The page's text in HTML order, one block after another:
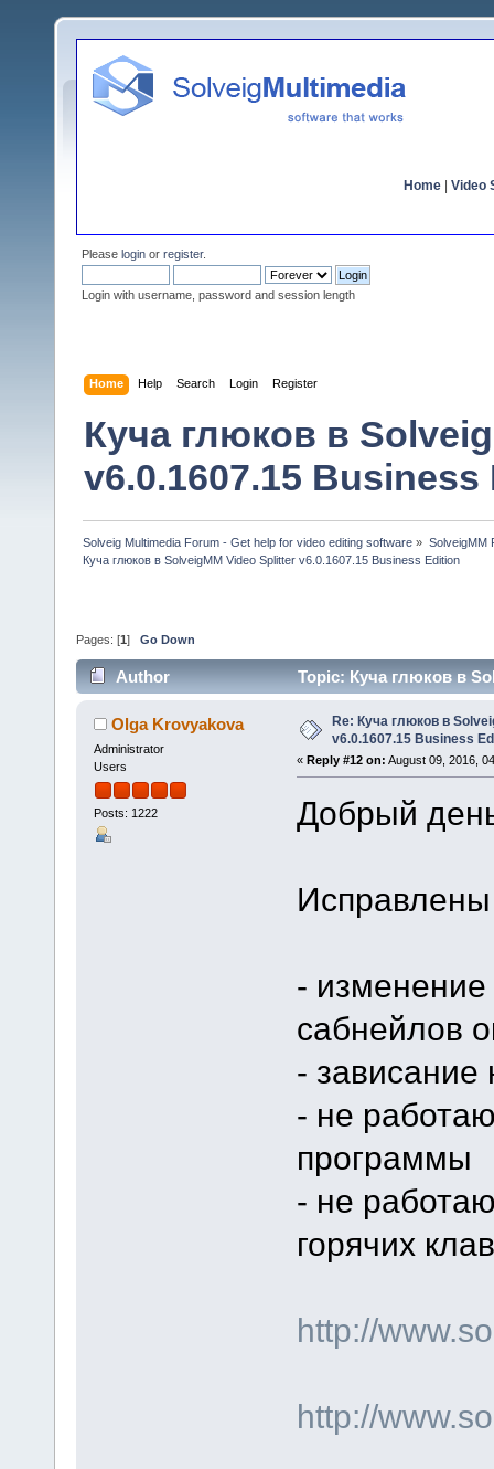
Home Video
Please login or register.
Login with username, password and session length
Home Help Search Login Register
Куча глюков в
v6.0.1607.15
Solveig Multimedia Forum - Get help for video editing software » SolveigMM
Куча глюков в SolveigMM Video Splitter v6.0.1607.15 Business Edition
Pages: [1 ] Go Down
Author
Topic: Куча глюков в
Olga Krovyakova
Administrator
Users
Posts: 1222
Re: Куча глюков в
v6.0.1607.15 Business
« Reply #12 on: August 09, 2016,
Добрый
-
сабнейлов
-
- не
программы
- не
горячих
http://
http://